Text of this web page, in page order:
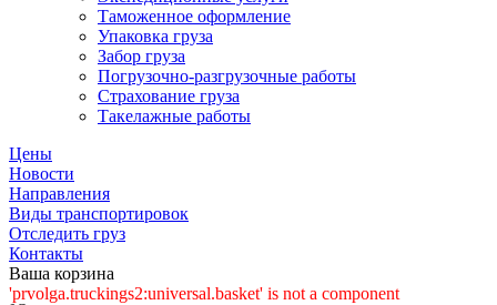
Таможенное оформление
Упаковка груза
Забор груза
Погрузочно-разгрузочные работы
Страхование груза
Такелажные работы
Цены
Новости
Направления
Виды транспортировок
Отследить груз
Контакты
Ваша корзина
'prvolga.truckings2:universal.basket' is not a component